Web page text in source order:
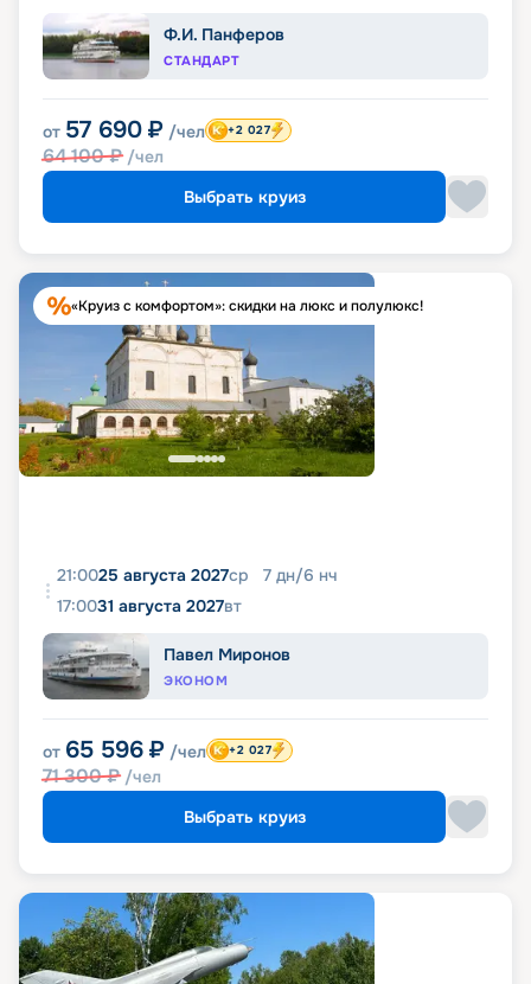
Ф.И. Панферов
СТАНДАРТ
от 57 690 ₽ /чел
64 100₽ /чел
+2 027
Выбрать круиз
«Круиз с комфортом»: скидки на люкс и полулюкс!
21:0025 августа 2027ср 7 дн/6 нч
17:0031 августа 2027вт
Павел Миронов
ЭКОНОМ
от 65 596 ₽ /чел
71 300₽ /чел
+2 027
Выбрать круиз